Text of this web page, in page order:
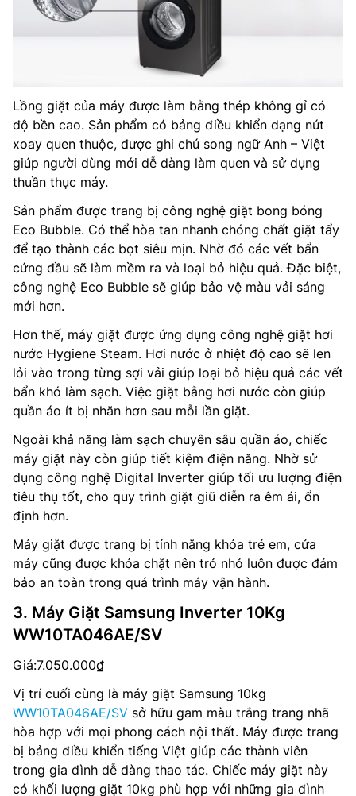
Lồng giặt của máy được làm bằng thép không gỉ có
độ bền cao. Sản phẩm có bảng điều khiển dạng nút
xoay quen thuộc, được ghi chú song ngữ Anh – Việt
giúp người dùng mới dễ dàng làm quen và sử dụng
thuần thục máy.
Sản phẩm được trang bị công nghệ giặt bong bóng
Eco Bubble. Có thể hòa tan nhanh chóng chất giặt tẩy
để tạo thành các bọt siêu mịn. Nhờ đó các vết bẩn
cứng đầu sẽ làm mềm ra và loại bỏ hiệu quả. Đặc biệt,
công nghệ Eco Bubble sẽ giúp bảo vệ màu vải sáng
mới hơn.
Hơn thế, máy giặt được ứng dụng công nghệ giặt hơi
nước Hygiene Steam. Hơi nước ở nhiệt độ cao sẽ len
lỏi vào trong từng sợi vải giúp loại bỏ hiệu quả các vết
bẩn khó làm sạch. Việc giặt bằng hơi nước còn giúp
quần áo ít bị nhăn hơn sau mỗi lần giặt.
Ngoài khả năng làm sạch chuyên sâu quần áo, chiếc
máy giặt này còn giúp tiết kiệm điện năng. Nhờ sử
dụng công nghệ Digital Inverter giúp tối ưu lượng điện
tiêu thụ tốt, cho quy trình giặt giũ diễn ra êm ái, ổn
định hơn.
Máy giặt được trang bị tính năng khóa trẻ em, cửa
máy cũng được khóa chặt nên trỏ nhỏ luôn được đảm
bảo an toàn trong quá trình máy vận hành.
3. Máy Giặt Samsung Inverter 10Kg
WW10TA046AE/SV
Giá:7.050.000₫
Vị trí cuối cùng là máy giặt Samsung 10kg
WW10TA046AE/SV sở hữu gam màu trắng trang nhã
hòa hợp với mọi phong cách nội thất. Máy được trang
bị bảng điều khiển tiếng Việt giúp các thành viên
trong gia đình dễ dàng thao tác. Chiếc máy giặt này
có khối lượng giặt 10kg phù hợp với những gia đình